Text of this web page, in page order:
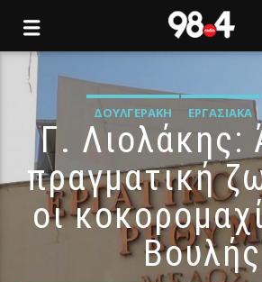
ΔΟΥΛΓΕΡΆΚΗ ΕΡΓΑΣΙΑΚΆ
Γ. Λιολάκης:
πραγματική
οι
Βουλής